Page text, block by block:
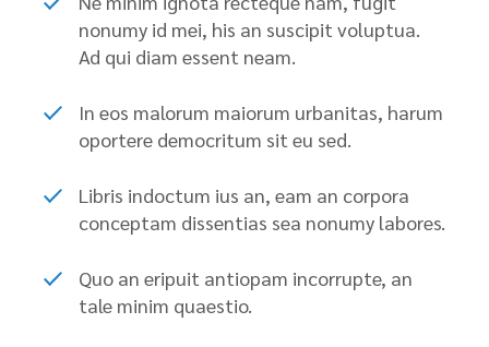
nonumy id mei, his an suscipit voluptua.
Ad qui diam essent neam.
In eos malorum maiorum urbanitas, harum
oportere democritum sit eu sed.
Libris indoctum ius an, eam an corpora
conceptam dissentias sea nonumy labores.
Quo an eripuit antiopam incorrupte, an
tale minim quaestio.